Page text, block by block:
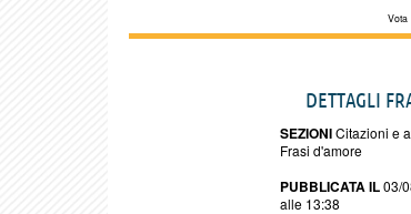
Vota
DETTAGLI
SEZIONICitazioni e
Frasi d'amore
PUBBLICATA IL03/
alle 13:38